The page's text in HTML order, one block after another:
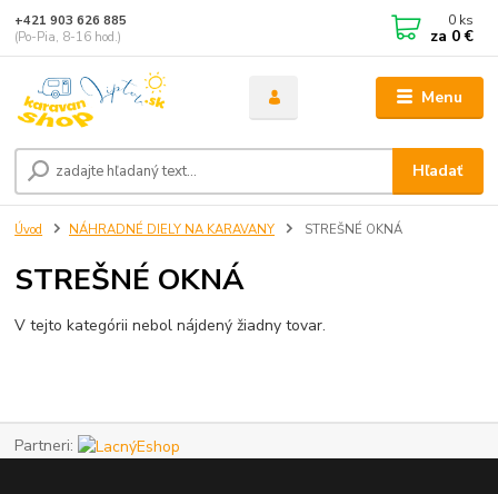
Menu
Hľadať
+421 903 626 885
(Po-Pia, 8-16 hod.)
0 ks
za 0 €
Úvod NÁHRADNÉ DIELY NA KARAVANY STREŠNÉ OKNÁ
STREŠNÉ OKNÁ
V tejto kategórii nebol nájdený žiadny tovar.
Partneri: